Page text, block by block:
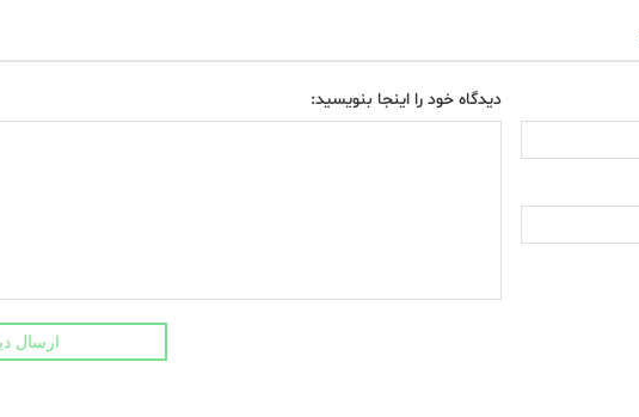
دیدگاه خود را اینجا بنویسید:
ارسال